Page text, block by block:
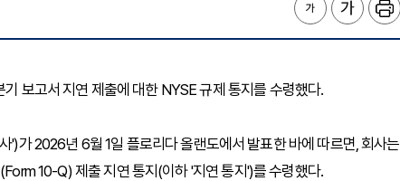
보고서 지연 제출에 대한 NYSE 규제 통지를 수령했다.
')가 2026년 6월 1일 플로리다 올랜도에서 발표한 바에 따르면, 회사는
10-Q) 제출 지연 통지(이하 '지연 통지')를 수령했다.